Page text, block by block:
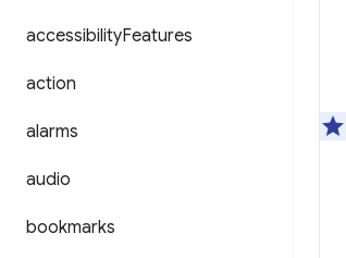
accessibilityFeatures
action
alarms
audio
bookmarks